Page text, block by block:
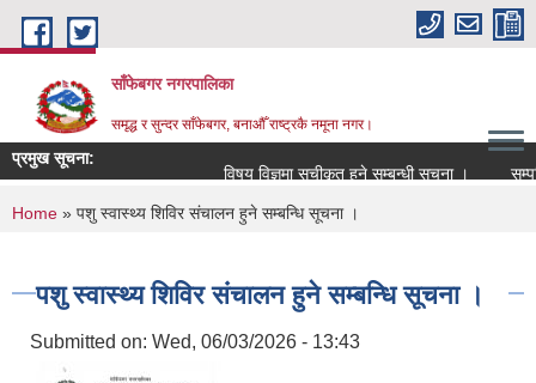
Skip to main content
साँफेबगर नगरपालिका
समृद्ध र सुन्दर साँफेबगर, बनाऔँ राष्ट्रकै नमूना नगर।
प्रमुख सूचना:
विषय विज्ञमा सुचीकृत हुने सम्बन्धी सूचना ।
You are here
Home » पशु स्वास्थ्य शिविर संचालन हुने सम्बन्धि सूचना ।
पशु स्वास्थ्य शिविर संचालन हुने सम्बन्धि सूचना ।
Submitted on: Wed, 06/03/2026 - 13:43